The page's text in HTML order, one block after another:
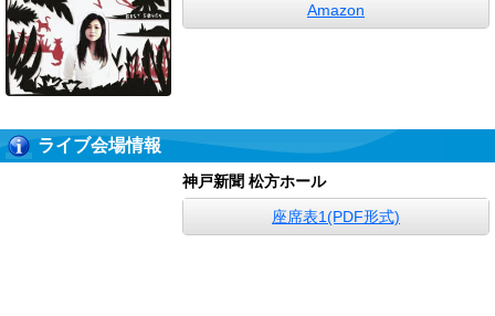
Amazon
ライブ会場情報
神戸新聞 松方ホール
座席表1(PDF形式)